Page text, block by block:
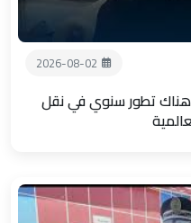
2026-08-02
:هناك تطور سنوي في نقل